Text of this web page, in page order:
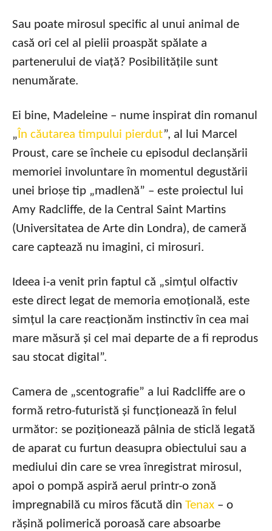
Sau poate mirosul specific al unui animal de
casă ori cel al pielii proaspăt spălate a
partenerului de viață? Posibilitățile sunt
nenumărate.
Ei bine, Madeleine – nume inspirat din romanul
„În căutarea timpului pierdut”, al lui Marcel
Proust, care se încheie cu episodul declanșării
memoriei involuntare în momentul degustării
unei brioșe tip „madlenă” – este proiectul lui
Amy Radcliffe, de la Central Saint Martins
(Universitatea de Arte din Londra), de cameră
care captează nu imagini, ci mirosuri.
Ideea i-a venit prin faptul că „simțul olfactiv
este direct legat de memoria emoțională, este
simțul la care reacționăm instinctiv în cea mai
mare măsură și cel mai departe de a fi reprodus
sau stocat digital”.
Camera de „scentografie” a lui Radcliffe are o
formă retro-futuristă și funcționează în felul
următor: se poziționează pâlnia de sticlă legată
de aparat cu furtun deasupra obiectului sau a
mediului din care se vrea înregistrat mirosul,
apoi o pompă aspiră aerul printr-o zonă
impregnabilă cu miros făcută din Tenax – o
rășină polimerică poroasă care absoarbe